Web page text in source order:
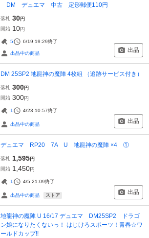
DM デュエマ 中古 定形郵便110円
落札 30円
開始 10円
5 6/19 19:29終了
出品中の商品 出品
DM 25SP2 地龍神の魔陣 4枚組 （追跡サービス付き）
落札 300円
開始 300円
1 4/23 10:57終了
出品中の商品 出品
デュエマ RP20 7A U 地龍神の魔陣 ×4 ①
落札 1,595円
開始 1,450円
1 4/5 21:09終了
出品中の商品 ストア 出品
地龍神の魔陣 U 16/17 デュエマ DM25SP2 ドラゴ
ン娘になりたくないっ！ はじけろスポーツ！青春☆ワ
ールドカップ!!